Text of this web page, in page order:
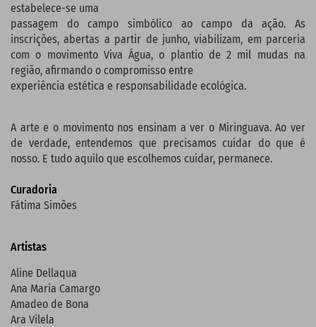
estabelece-se uma
passagem do campo simbólico ao campo da ação. As
inscrições, abertas a partir de junho, viabilizam, em parceria
com o movimento Viva Água, o plantio de 2 mil mudas na
região, afirmando o compromisso entre
experiência estética e responsabilidade ecológica.
A arte e o movimento nos ensinam a ver o Miringuava. Ao ver
de verdade, entendemos que precisamos cuidar do que é
nosso. E tudo aquilo que escolhemos cuidar, permanece.
Curadoria
Fátima Simões
Artistas
Aline Dellaqua
Ana Maria Camargo
Amadeo de Bona
Ara Vilela